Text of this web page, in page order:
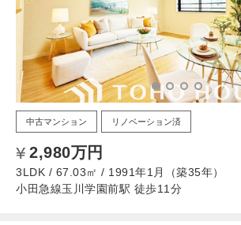
中古マンション リノベーション済
2,980万円
3LDK / 67.03㎡ / 1991年1月（築35年）
小田急線玉川学園前駅 徒歩11分